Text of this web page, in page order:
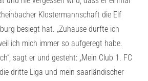
Klostermannschaft die Elf
besiegt hat. „Zuhause durfte ich
ich mich immer so aufgeregt habe.
sagt er und gesteht: „Mein Club 1. FC
dritte Liga und mein saarländischer